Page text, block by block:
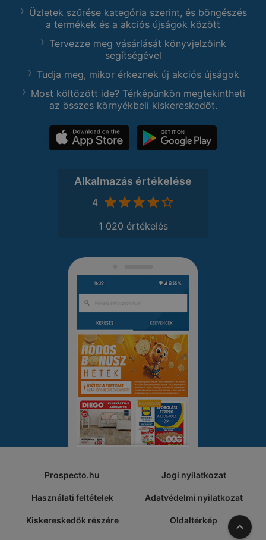
Üzletek szűrése kategória szerint, és böngészés
a termékek és a akciós újságok között
Tervezze meg vásárlását könyvjelzőink
segítségével
Tudja meg, mikor érkeznek új akciós újságok
Most költözött ide? Térképünkön megtekintheti
az összes környékbeli kiskereskedőt.
Alkalmazás értékelése
4
1 020 értékelés
Prospecto.hu Jogi nyilatkozat
Használati feltételek Adatvédelmi nyilatkozat
Kiskereskedők részére Oldaltérkép A